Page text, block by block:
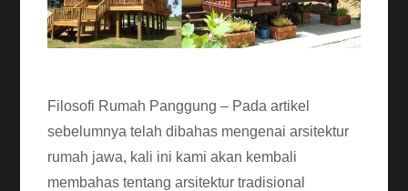
Filosofi Rumah Panggung – Pada artikel
sebelumnya telah dibahas mengenai arsitektur
rumah jawa, kali ini kami akan kembali
membahas tentang arsitektur tradisional